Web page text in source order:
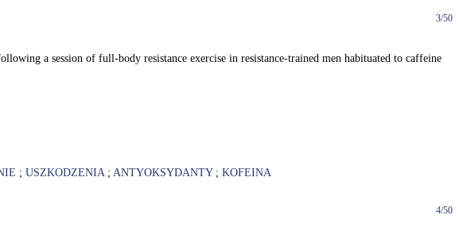
3/50
a session of full-body resistance exercise in resistance-trained men habituated to caffeine
; USZKODZENIA; ANTYOKSYDANTY; KOFEINA
4/50